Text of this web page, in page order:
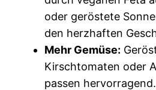
oder geröstete
den herzhaften
Mehr Gemüse:
Kirschtomaten oder
passen hervorragend.